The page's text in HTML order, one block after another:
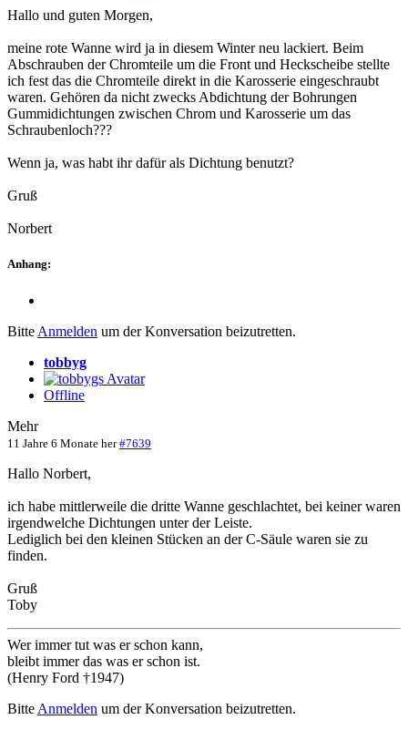
Hallo und guten Morgen,
meine rote Wanne wird ja in diesem Winter neu lackiert. Beim
Abschrauben der Chromteile um die Front und Heckscheibe stellte
ich fest das die Chromteile direkt in die Karosserie eingeschraubt
waren. Gehören da nicht zwecks Abdichtung der Bohrungen
Gummidichtungen zwischen Chrom und Karosserie um das
Schraubenloch???
Wenn ja, was habt ihr dafür als Dichtung benutzt?
Gruß
Norbert
Anhang:
Bitte Anmelden um der Konversation beizutretten.
tobbyg
Offline
Mehr
11 Jahre 6 Monate her #7639
Hallo Norbert,
ich habe mittlerweile die dritte Wanne geschlachtet, bei keiner waren
irgendwelche Dichtungen unter der Leiste.
Lediglich bei den kleinen Stücken an der C-Säule waren sie zu
finden.
Gruß
Toby
Wer immer tut was er schon kann,
bleibt immer das was er schon ist.
(Henry Ford †1947)
Bitte Anmelden um der Konversation beizutretten.